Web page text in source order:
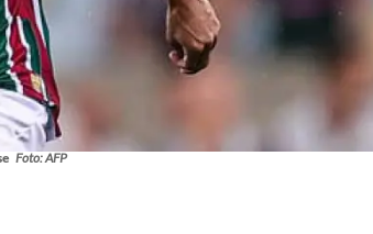
Foto: AFP